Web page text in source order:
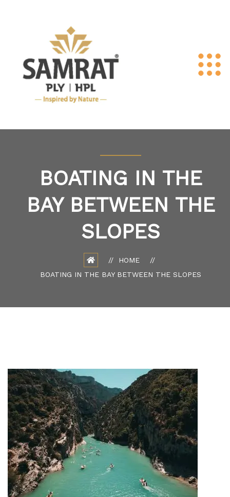
BOATING IN THE
BAY BETWEEN THE
SLOPES
HOME
BOATING IN THE BAY BETWEEN THE SLOPES